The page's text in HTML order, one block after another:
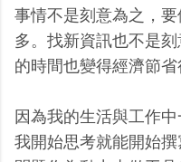
事情不是刻意為之，
多。找新資訊也不是
的時間也變得經濟節省
因為我的生活與工作
我開始思考就能開始